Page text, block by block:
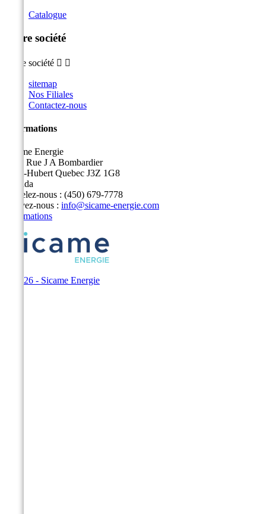
Catalogue
Notre société
Notre société  
sitemap
Nos Filiales
Contactez-nous
Informations
Sicame Energie
5400 Rue J A Bombardier
Saint-Hubert Quebec J3Z 1G8
Canada
Appelez-nous : (450) 679-7778
Écrivez-nous : info@sicame-energie.com
Informations
© 2026 - Sicame Energie